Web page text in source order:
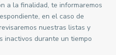
a la finalidad, te informaremos
en el caso de
nuestras listas y
inactivos durante un tiempo